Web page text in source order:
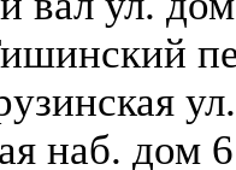
наб. дом